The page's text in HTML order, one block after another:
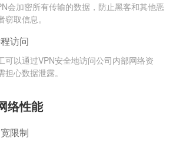
会加密所有传输的数据，防止黑客和其他恶
窃取信息。
访问
可以通过VPN安全地访问公司内部网络资
担心数据泄露。
络性能
限制